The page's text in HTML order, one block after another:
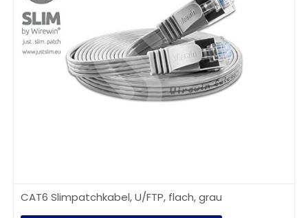
CAT6 Slimpatchkabel, U/FTP, flach, grau